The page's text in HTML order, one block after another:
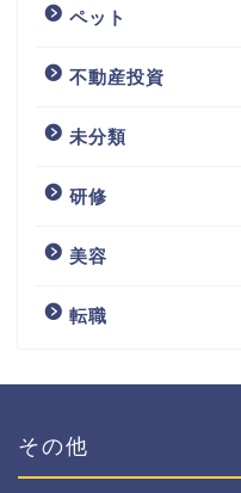
ペット
不動産投資
未分類
研修
美容
転職
その他